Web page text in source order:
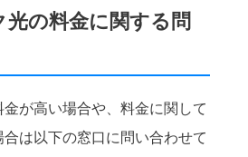
の料金に関する問
が高い場合や、料金に関して
は以下の窓口に問い合わせて